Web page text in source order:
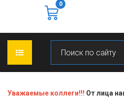
0
Уважаемые коллеги!!! От лица